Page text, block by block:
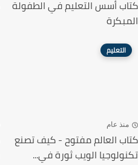
كتاب أسس التعليم في الطفولة
المبكرة
التعليم
منذ عام
كتاب العالم مفتوح - كيف تصنع
تكنولوجيا الويب ثورة في...